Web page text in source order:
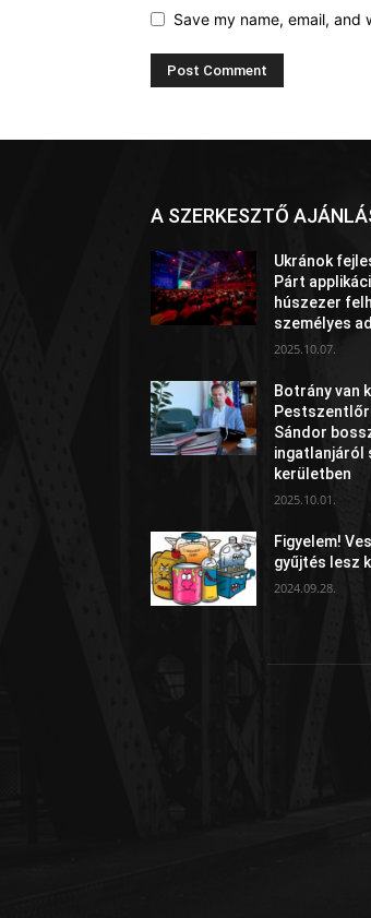
Save my name, email,
A SZERKESZTŐ
Ukránok
Párt
húszezer
személyes
2025.10.07.
Botrány van
Sándor
ingatlanjáról
kerületben
2025.10.01.
Figyelem!
gyűjtés lesz
2024.09.28.